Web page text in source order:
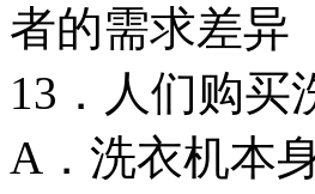
者的需求差异
13．人们购
A．洗